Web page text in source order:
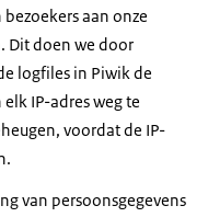
aan onze
Dit doen we door
logfiles in Piwik de
IP-adres weg te
voordat de IP-
van persoonsgegevens